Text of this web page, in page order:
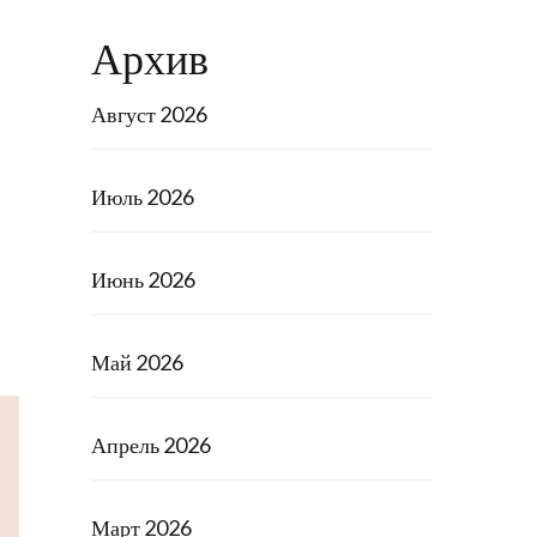
Архив
Август 2026
Июль 2026
Июнь 2026
Май 2026
Апрель 2026
Март 2026